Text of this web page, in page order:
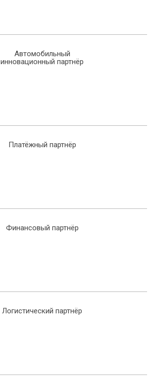
Автомобильный
инновационный партнёр
Платёжный партнёр
Финансовый партнёр
Логистический партнёр